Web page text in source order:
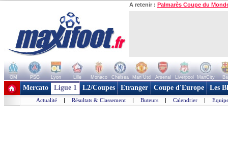
A retenir : Palmarès Coupe du
OM PSG Lyon Lille Monaco Chelsea Man Utd Arsenal Liverpool ManCity
+ de clubs
Mercato Ligue 1 L2/Coupes Etranger Coupe d'Europe Les
Actualité | Résultats & Classement | Buteurs | Calendrier |